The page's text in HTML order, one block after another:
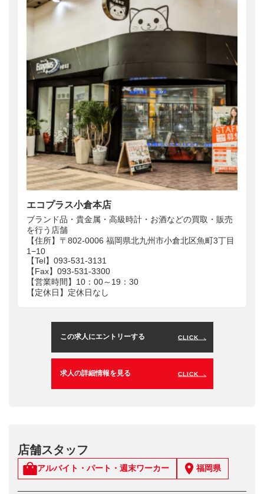
エコプラス小倉本店
ブランド品・貴金属・高級時計・お酒などの買取・販売
を行う店舗
【住所】〒802-0006 福岡県北九州市小倉北区魚町3丁目
1−10
【Tel】093-531-3131
【Fax】093-531-3300
【営業時間】10：00～19：30
【定休日】定休日なし
この求人にエントリーする CLICK
求人の詳細情報を見る CLICK
店舗スタッフ
アルバイト・パート・週末ワーカー 福岡県